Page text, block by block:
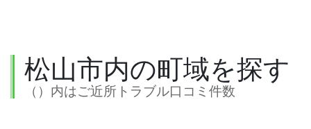
松山市内の町域を探す
（）内はご近所トラブル口コミ件数